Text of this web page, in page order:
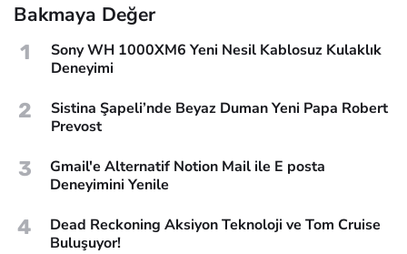
Bakmaya Değer
1
Sony WH 1000XM6 Yeni Nesil Kablosuz Kulaklık
Deneyimi
2
Sistina Şapeli’nde Beyaz Duman Yeni Papa Robert
Prevost
3
Gmail'e Alternatif Notion Mail ile E posta
Deneyimini Yenile
4
Dead Reckoning Aksiyon Teknoloji ve Tom Cruise
Buluşuyor!